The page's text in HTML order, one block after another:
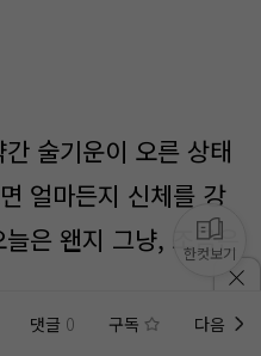
술기운이 오른 상태
얼마든지 신체를 강
은 왠지 그냥, 조금은
댓글 0 구독 다음
한컷보기
미노벨 앱설치하기